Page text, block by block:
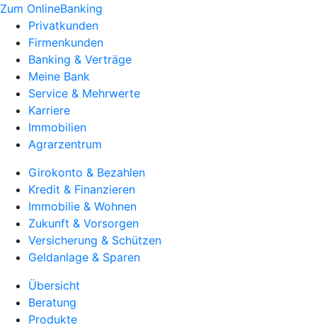
Zum OnlineBanking
Privatkunden
Firmenkunden
Banking & Verträge
Meine Bank
Service & Mehrwerte
Karriere
Immobilien
Agrarzentrum
Girokonto & Bezahlen
Kredit & Finanzieren
Immobilie & Wohnen
Zukunft & Vorsorgen
Versicherung & Schützen
Geldanlage & Sparen
Übersicht
Beratung
Produkte